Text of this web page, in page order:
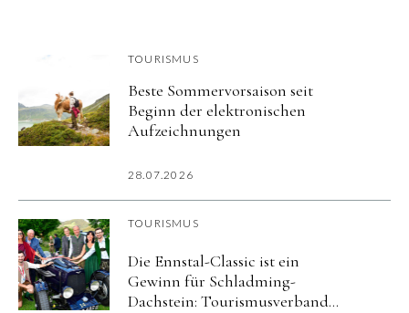
TOURISMUS
Beste Sommervorsaison seit
Beginn der elektronischen
Aufzeichnungen
28.07.2026
TOURISMUS
Die Ennstal-Classic ist ein
Gewinn für Schladming-
Dachstein: Tourismusverband